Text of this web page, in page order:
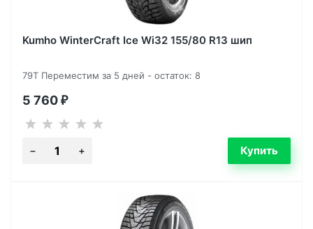
Kumho WinterCraft Ice Wi32 155/80 R13 шип
79T Переместим за 5 дней - остаток: 8
5 760 ₽